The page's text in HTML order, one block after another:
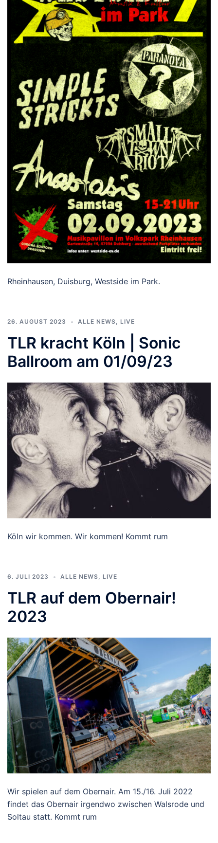
Rheinhausen, Duisburg, Westside im Park.
26. AUGUST 2023 ALLE NEWS, LIVE
TLR kracht Köln | Sonic
Ballroom am 01/09/23
Köln wir kommen. Wir kommen! Kommt rum
6. JULI 2023 ALLE NEWS, LIVE
TLR auf dem Obernair!
2023
Wir spielen auf dem Obernair. Am 15./16. Juli 2022
findet das Obernair irgendwo zwischen Walsrode und
Soltau statt. Kommt rum